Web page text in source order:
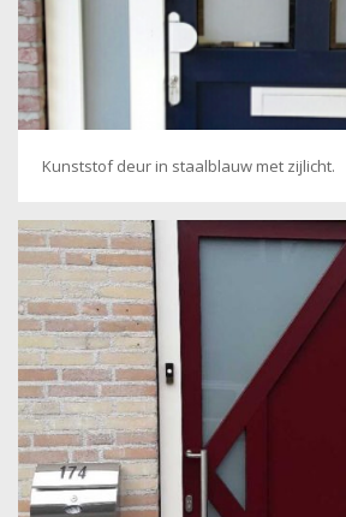
Kunststof deur in staalblauw met zijlicht.